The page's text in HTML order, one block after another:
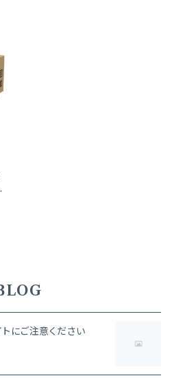
トにご注意ください